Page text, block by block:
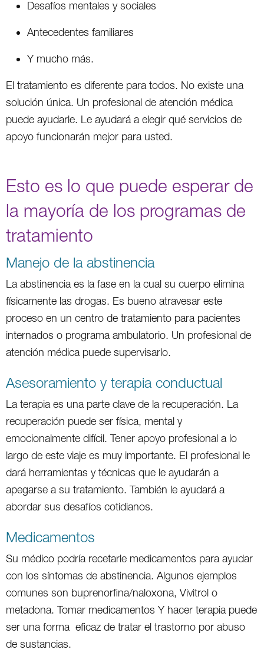
Desafíos mentales y sociales
Antecedentes familiares
Y mucho más.
El tratamiento es diferente para todos. No existe una
solución única. Un profesional de atención médica
puede ayudarle. Le ayudará a elegir qué servicios de
apoyo funcionarán mejor para usted.
Esto es lo que puede esperar de
la mayoría de los programas de
tratamiento
Manejo de la abstinencia
La abstinencia es la fase en la cual su cuerpo elimina
físicamente las drogas. Es bueno atravesar este
proceso en un centro de tratamiento para pacientes
internados o programa ambulatorio. Un profesional de
atención médica puede supervisarlo.
Asesoramiento y terapia conductual
La terapia es una parte clave de la recuperación. La
recuperación puede ser física, mental y
emocionalmente difícil. Tener apoyo profesional a lo
largo de este viaje es muy importante. El profesional le
dará herramientas y técnicas que le ayudarán a
apegarse a su tratamiento. También le ayudará a
abordar sus desafíos cotidianos.
Medicamentos
Su médico podría recetarle medicamentos para ayudar
con los síntomas de abstinencia. Algunos ejemplos
comunes son buprenorfina/naloxona, Vivitrol o
metadona. Tomar medicamentos Y hacer terapia puede
ser una forma eficaz de tratar el trastorno por abuso
de sustancias.